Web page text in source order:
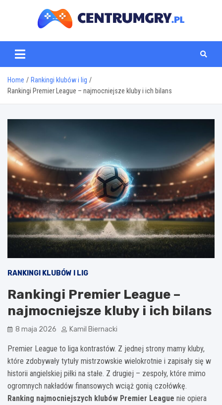
centrumgry.pl
Home
Rankingi klubów i lig
Rankingi Premier League – najmocniejsze kluby i ich bilans
RANKINGI KLUBÓW I LIG
Rankingi Premier League –
najmocniejsze kluby i ich bilans
8 maja 2026 Kamil Biernacki
Premier League to liga kontrastów. Z jednej strony mamy kluby,
które zdobywały tytuły mistrzowskie wielokrotnie i zapisały się w
historii angielskiej piłki na stałe. Z drugiej – zespoły, które mimo
ogromnych nakładów finansowych wciąż gonią czołówkę.
Ranking najmocniejszych klubów Premier League nie opiera